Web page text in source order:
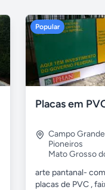
Popular
Campo Grande
Pioneiros
Mato Grosso
arte pantanal-
placas de PVC ,